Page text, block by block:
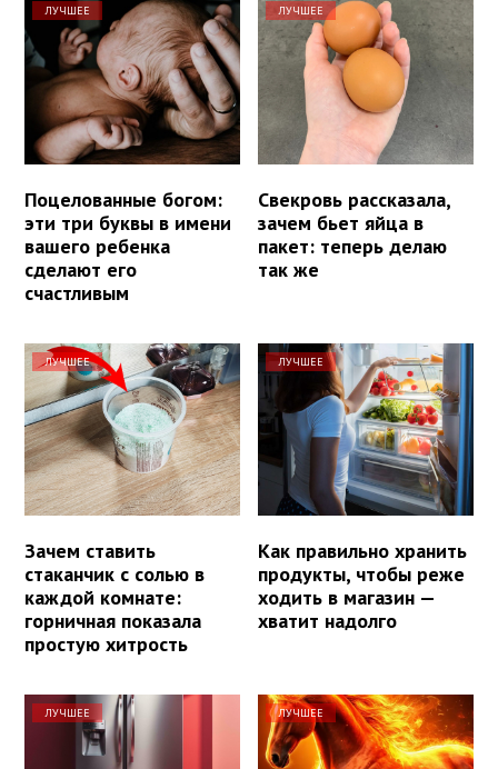
ЛУЧШЕЕ
Поцелованные богом:
эти три буквы в имени
вашего ребенка
сделают его
счастливым
ЛУЧШЕЕ
Свекровь рассказала,
зачем бьет яйца в
пакет: теперь делаю
так же
ЛУЧШЕЕ
Зачем ставить
стаканчик с солью в
каждой комнате:
горничная показала
простую хитрость
ЛУЧШЕЕ
Как правильно хранить
продукты, чтобы реже
ходить в магазин —
хватит надолго
ЛУЧШЕЕ ЛУЧШЕЕ